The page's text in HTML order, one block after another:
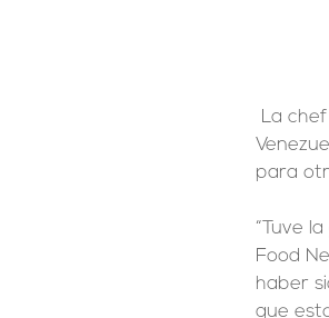
para
“Tuve
Food
haber
que